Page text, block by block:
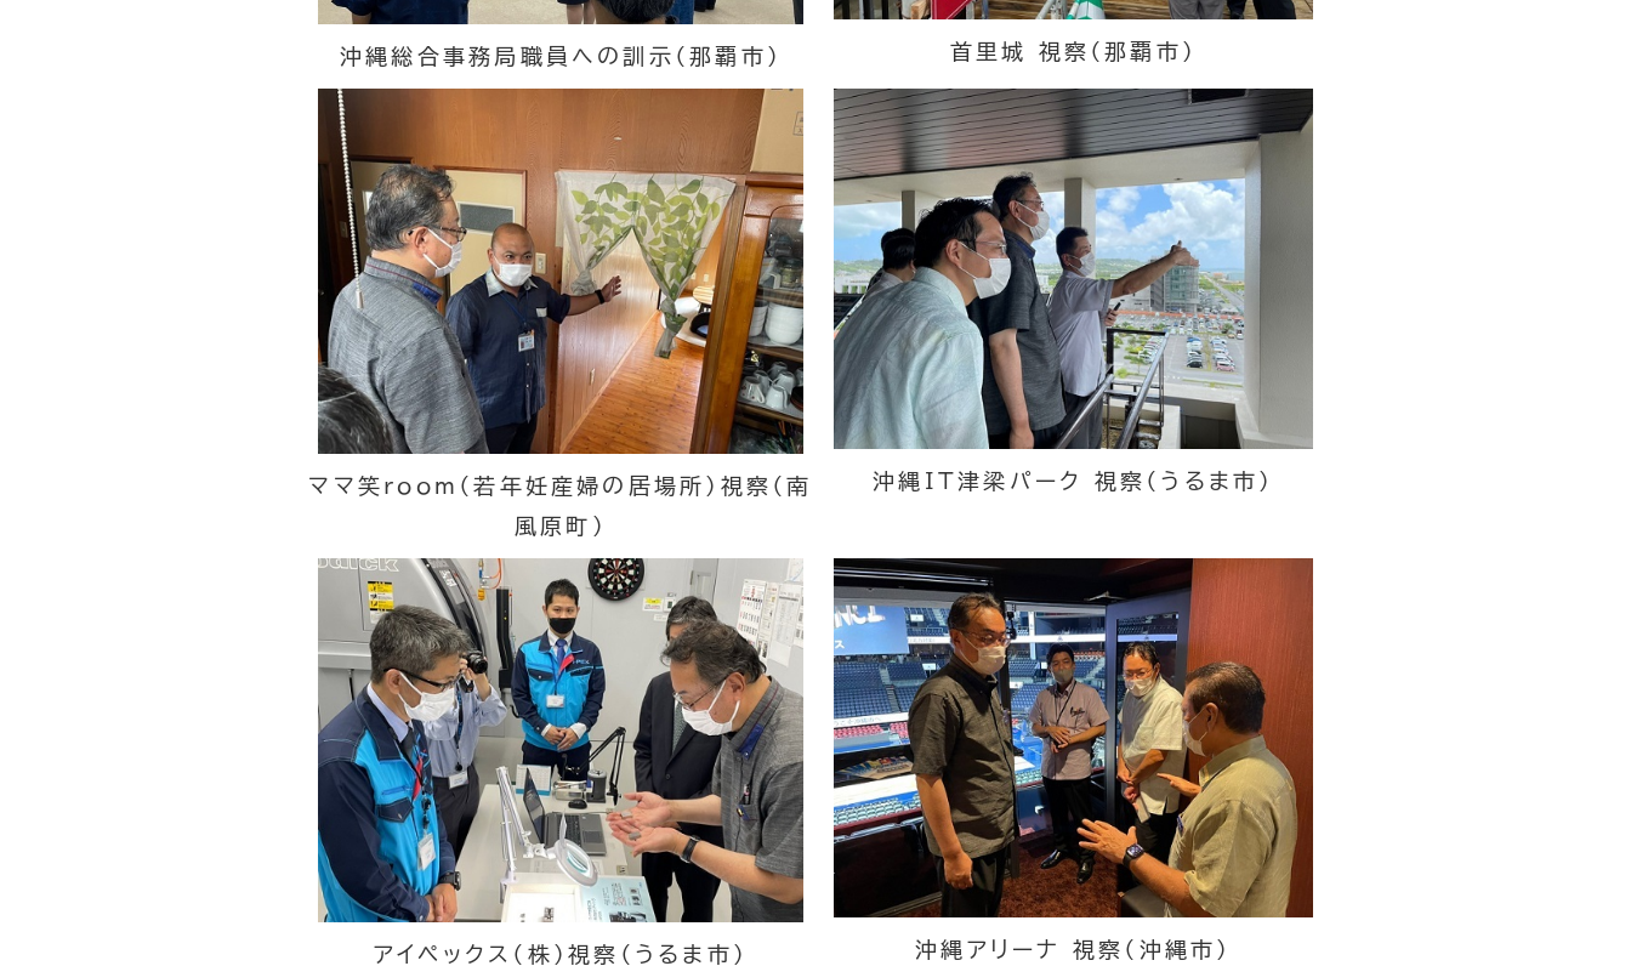
沖縄総合事務局職員への訓示（那覇市） 首里城 視察（那覇市）
ママ笑room（若年妊産婦の居場所）視察（南
風原町）
沖縄IT津梁パーク 視察（うるま市）
アイペックス（株）視察（うるま市） 沖縄アリーナ 視察（沖縄市）